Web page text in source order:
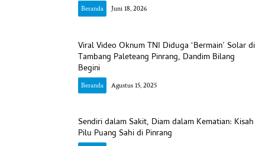
Beranda Juni 18, 2026
Viral Video Oknum TNI Diduga ‘Bermain’ Solar di
Tambang Paleteang Pinrang, Dandim Bilang
Begini
Beranda Agustus 15, 2025
Sendiri dalam Sakit, Diam dalam Kematian: Kisah
Pilu Puang Sahi di Pinrang